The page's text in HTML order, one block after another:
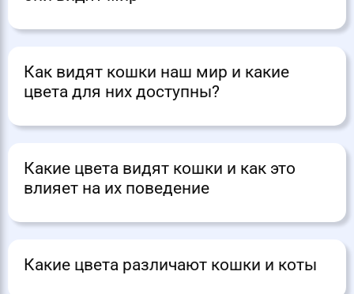
Как видят кошки наш мир и какие
цвета для них доступны?
Какие цвета видят кошки и как это
влияет на их поведение
Какие цвета различают кошки и коты